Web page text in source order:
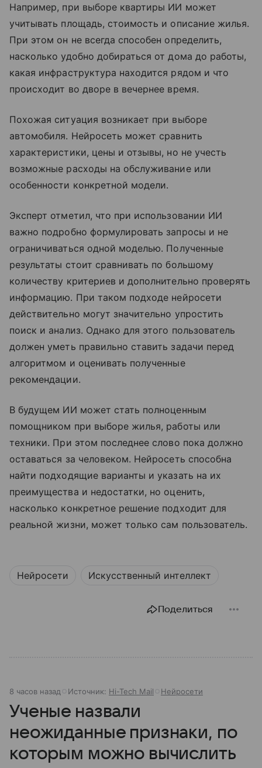
Например, при выборе квартиры ИИ может
учитывать площадь, стоимость и описание жилья.
При этом он не всегда способен определить,
насколько удобно добираться от дома до работы,
какая инфраструктура находится рядом и что
происходит во дворе в вечернее время.
Похожая ситуация возникает при выборе
автомобиля. Нейросеть может сравнить
характеристики, цены и отзывы, но не учесть
возможные расходы на обслуживание или
особенности конкретной модели.
Эксперт отметил, что при использовании ИИ
важно подробно формулировать запросы и не
ограничиваться одной моделью. Полученные
результаты стоит сравнивать по большому
количеству критериев и дополнительно проверять
информацию. При таком подходе нейросети
действительно могут значительно упростить
поиск и анализ. Однако для этого пользователь
должен уметь правильно ставить задачи перед
алгоритмом и оценивать полученные
рекомендации.
В будущем ИИ может стать полноценным
помощником при выборе жилья, работы или
техники. При этом последнее слово пока должно
оставаться за человеком. Нейросеть способна
найти подходящие варианты и указать на их
преимущества и недостатки, но оценить,
насколько конкретное решение подходит для
реальной жизни, может только сам пользователь.
Нейросети Искусственный интеллект
Поделиться
8 часов назад Источник: Hi-Tech Mail Нейросети
Ученые назвали
неожиданные признаки, по
которым можно вычислить